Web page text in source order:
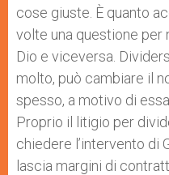
cose giuste. È quanto
volte una questione per
Dio e viceversa.
molto, può cambiare il
spesso, a motivo di
Proprio il litigio per
chiedere l’intervento di
lascia margini di